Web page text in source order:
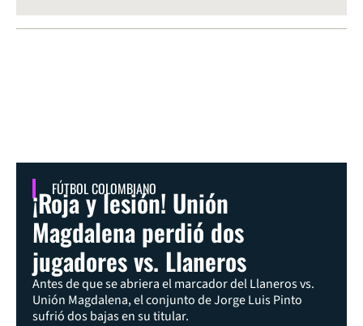
FÚTBOL COLOMBIANO
¡Roja y lesión! Unión
Magdalena perdió dos
jugadores vs. Llaneros
Antes de que se abriera el marcador del Llaneros vs.
Unión Magdalena, el conjunto de Jorge Luis Pinto
sufrió dos bajas en su titular.